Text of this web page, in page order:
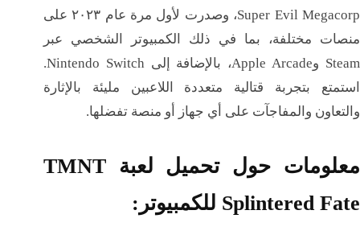
Super Evil Megacorp، وصدرت لأول مرة عام ٢٠٢٣ على
منصات مختلفة، بما في ذلك الكمبيوتر الشخصي عبر
Steam وApple Arcade، بالإضافة إلى Nintendo Switch.
استمتع بتجربة قتالية متعددة اللاعبين مليئة بالإثارة
والتعاون والمفاجآت على أي جهاز أو منصة تفضلها.
معلومات حول تحميل لعبة TMNT
Splintered Fate للكمبيوتر: